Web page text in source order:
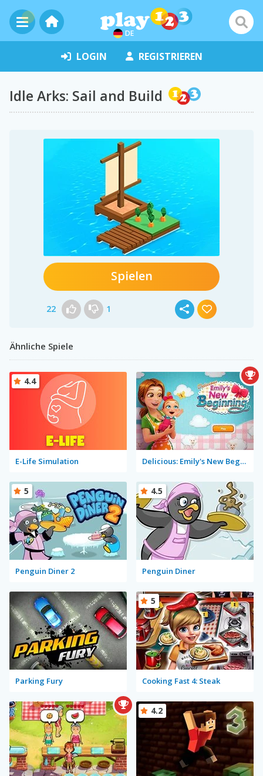
DE
LOGIN REGISTRIEREN
Idle Arks: Sail and Build
Spielen
22 1
Ähnliche Spiele
E-Life Simulation
4.4
Delicious: Emily's New Beginning
Penguin Diner 2
5
Penguin Diner
4.5
Parking Fury Cooking Fast 4: Steak
5
4.2